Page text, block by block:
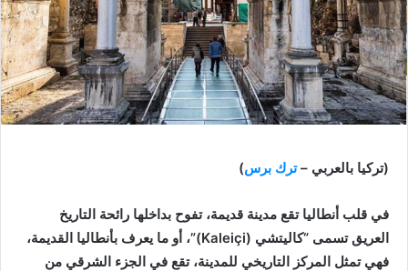
(تركيا بالعربي –ترك برس)
في قلب أنطاليا تقع مدينة قديمة، تفوح بداخلها رائحة التاريخ
العريق تسمى “كاليتشي (Kaleiçi)”، أو ما يعرف بأنطاليا القديمة،
فهي تمثل المركز التاريخي للمدينة، تقع في الجزء الشرقي من